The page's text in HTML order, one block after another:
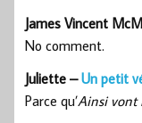
James Vincent
No comment.
Juliette –Un petit
Parce qu’Ainsi vont